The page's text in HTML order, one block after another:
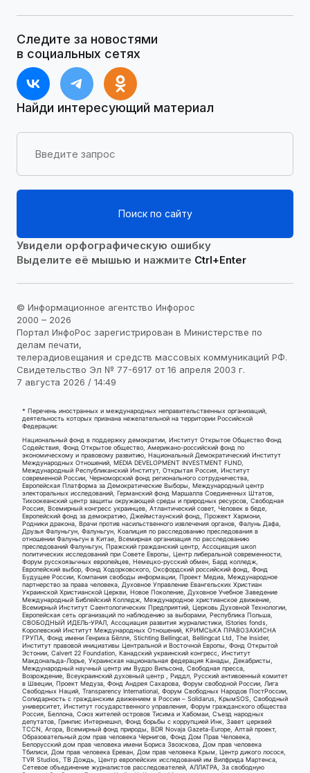
Следите за новостями
в социальных сетях
Найди интересующий материал
Поиск по сайту
Увидели орфографическую ошибку
Выделите её мышью и нажмите Ctrl+Enter
© Информационное агентство Инфорос
2000 – 2026
Портал ИнфоРос зарегистрирован в Министерстве по
делам печати,
телерадиовещания и средств массовых коммуникаций РФ.
Свидетельство Эл № 77-6917 от 16 апреля 2003 г.
7 августа 2026 / 14:49